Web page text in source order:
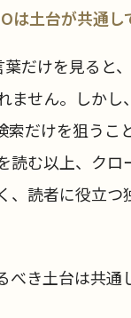
は土台が共通し
葉だけを見ると
ません。しかし
だけを狙うこ
読む以上、クロ
、読者に役立つ
き土台は共通